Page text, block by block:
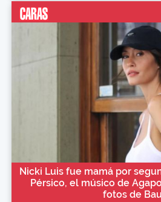
Nicki Luis fue mamá por
Pérsico, el músico de
fotos de